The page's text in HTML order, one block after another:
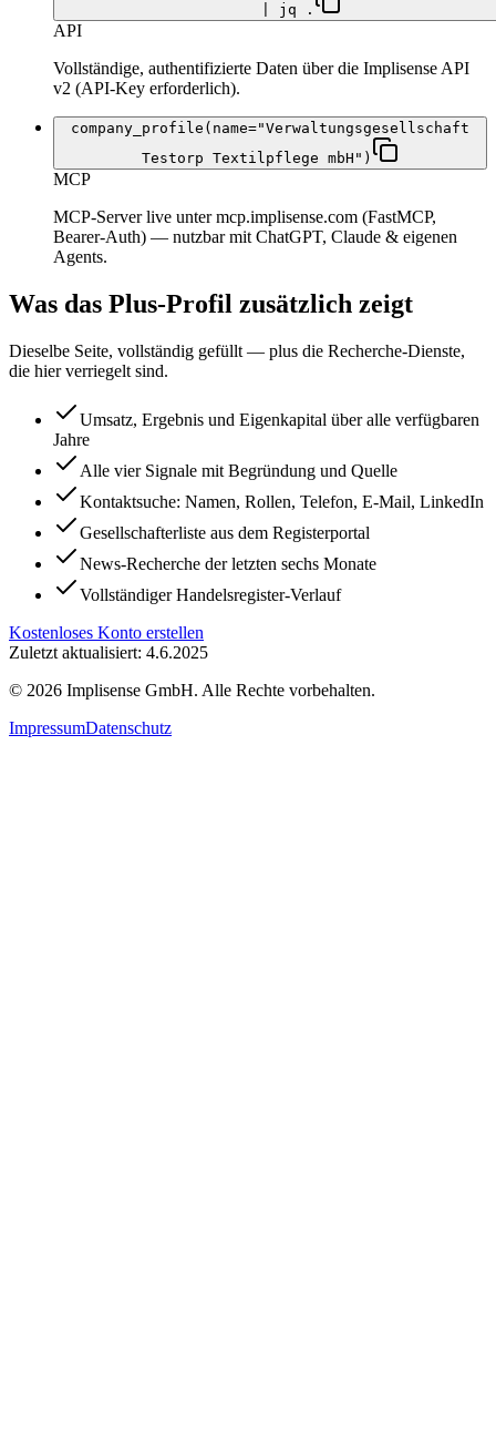
| jq .
API
Vollständige, authentifizierte Daten über die Implisense API
v2 (API-Key erforderlich).
company_profile(name="Verwaltungsgesellschaft
Testorp Textilpflege mbH")
MCP
MCP-Server live unter mcp.implisense.com (FastMCP,
Bearer-Auth) — nutzbar mit ChatGPT, Claude & eigenen
Agents.
Was das Plus-Profil zusätzlich zeigt
Dieselbe Seite, vollständig gefüllt — plus die Recherche-Dienste,
die hier verriegelt sind.
Umsatz, Ergebnis und Eigenkapital über alle verfügbaren
Jahre
Alle vier Signale mit Begründung und Quelle
Kontaktsuche: Namen, Rollen, Telefon, E-Mail, LinkedIn
Gesellschafterliste aus dem Registerportal
News-Recherche der letzten sechs Monate
Vollständiger Handelsregister-Verlauf
Kostenloses Konto erstellen
Zuletzt aktualisiert: 4.6.2025
© 2026 Implisense GmbH. Alle Rechte vorbehalten.
ImpressumDatenschutz